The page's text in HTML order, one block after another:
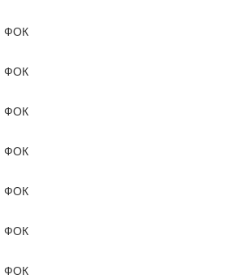
ФОК
ФОК
ФОК
ФОК
ФОК
ФОК
ФОК